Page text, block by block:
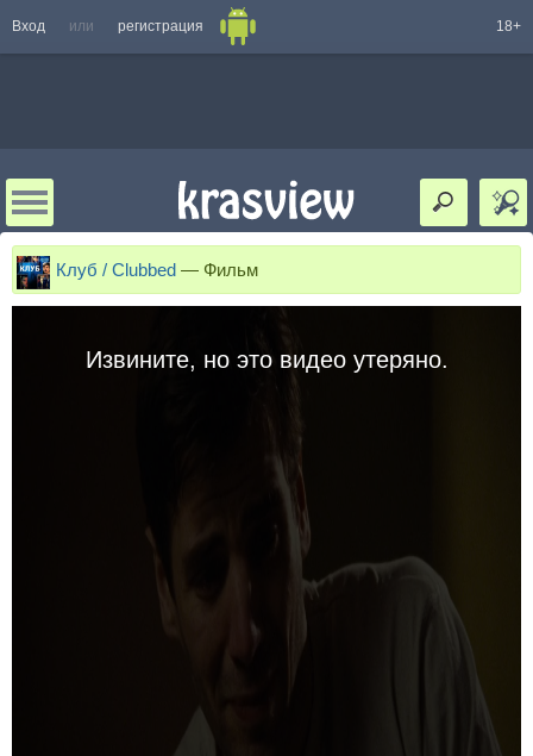
Вход или регистрация 18+
Клуб / Clubbed — Фильм
Извините, но это видео утеряно.